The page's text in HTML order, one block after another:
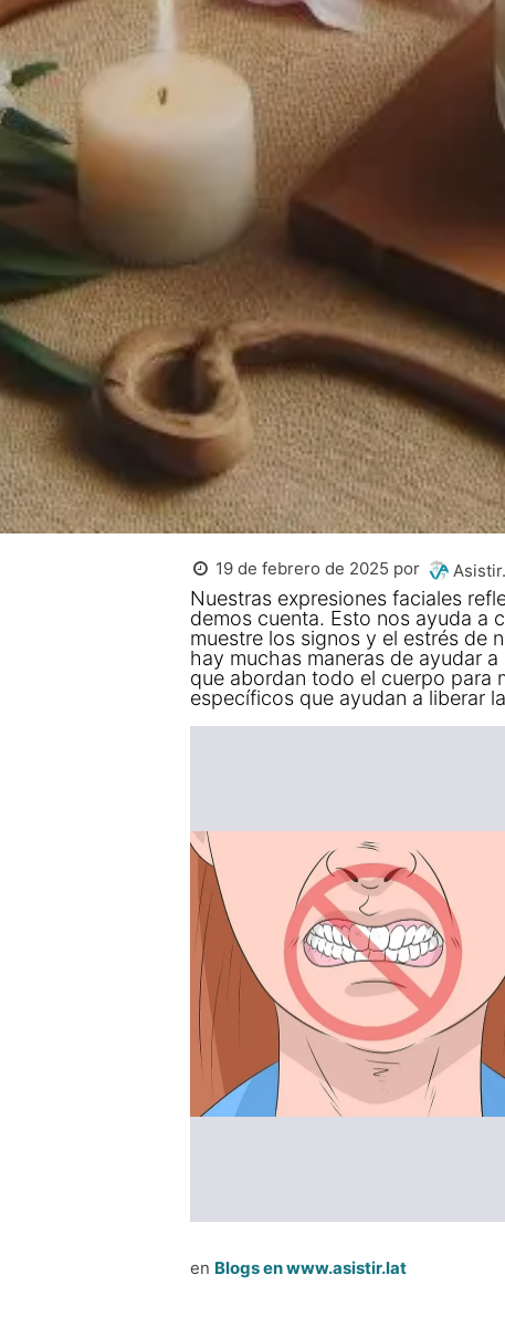
19 de febrero de 2025 por
Nuestras expresiones faciales
demos cuenta. Esto nos ayuda a
muestre los signos y el estrés de
hay muchas maneras de ayudar
que abordan todo el cuerpo para
específicos que ayudan a liberar
en Blogs en www.asistir.lat